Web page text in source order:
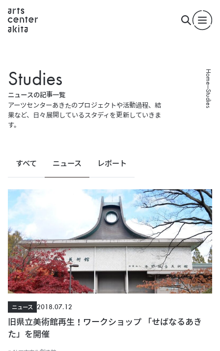
Home
Studies
Studies
ニ ュー スの記事一覧
アーツセンターあきたのプロジェクトや活動過程、結
果など、
日々展開しているスタディを更新していきま
す。
すべて ニュース レポート
ニュース
2018.07.12
旧県立美術館再生！ワークショップ 「せばなるあき
た」を開催